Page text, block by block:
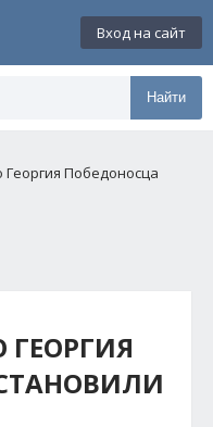
Вход на сайт
Найти
Георгия Победоносца
ГЕОРГИЯ